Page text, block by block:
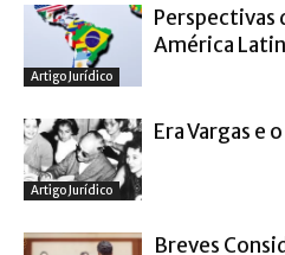
Artigo Jurídico
Perspectivas
América
Artigo Jurídico
Era Vargas e
Breves